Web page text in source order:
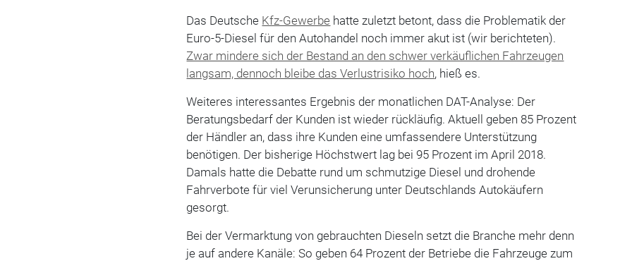
Das Deutsche Kfz-Gewerbe hatte zuletzt betont, dass die Problematik der
Euro-5-Diesel für den Autohandel noch immer akut ist (wir berichteten).
Zwar mindere sich der Bestand an den schwer verkäuflichen Fahrzeugen
langsam, dennoch bleibe das Verlustrisiko hoch, hieß es.
Weiteres interessantes Ergebnis der monatlichen DAT-Analyse: Der
Beratungsbedarf der Kunden ist wieder rückläufig. Aktuell geben 85 Prozent
der Händler an, dass ihre Kunden eine umfassendere Unterstützung
benötigen. Der bisherige Höchstwert lag bei 95 Prozent im April 2018.
Damals hatte die Debatte rund um schmutzige Diesel und drohende
Fahrverbote für viel Verunsicherung unter Deutschlands Autokäufern
gesorgt.
Bei der Vermarktung von gebrauchten Dieseln setzt die Branche mehr denn
je auf andere Kanäle: So geben 64 Prozent der Betriebe die Fahrzeuge zum